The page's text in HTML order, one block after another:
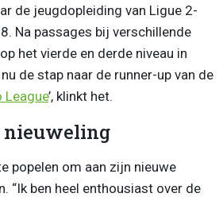
de jeugdopleiding van Ligue 2-
Na passages bij verschillende
het vierde en derde niveau in
de stap naar de runner-up van de
League’, klinkt het.
nieuweling
popelen om aan zijn nieuwe
“Ik ben heel enthousiast over de